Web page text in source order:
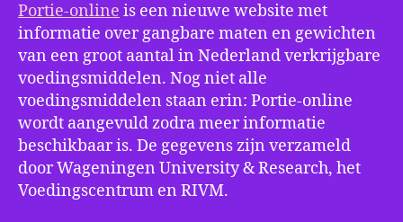
Portie-online is een nieuwe website met
informatie over gangbare maten en gewichten
van een groot aantal in Nederland verkrijgbare
voedingsmiddelen. Nog niet alle
voedingsmiddelen staan erin: Portie-online
wordt aangevuld zodra meer informatie
beschikbaar is. De gegevens zijn verzameld
door Wageningen University & Research, het
Voedingscentrum en RIVM.